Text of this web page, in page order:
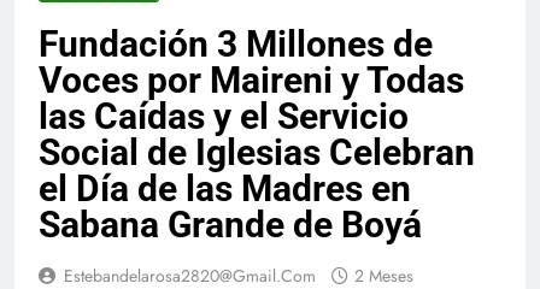
Fundación 3 Millones de
Voces por Maireni y Todas
las Caídas y el Servicio
Social de Iglesias Celebran
el Día de las Madres en
Sabana Grande de Boyá
Estebandelarosa2820@gmail.com
2 Meses